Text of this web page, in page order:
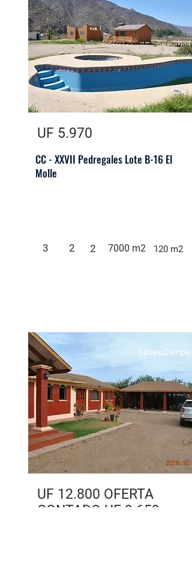
UF 5.970
CC - XXVII Pedregales Lote B-16 El
Molle
3 2 2 7000 m2 120 m2
Casas Campo
UF 12.800 OFERTA
CONTADO UF 9.659